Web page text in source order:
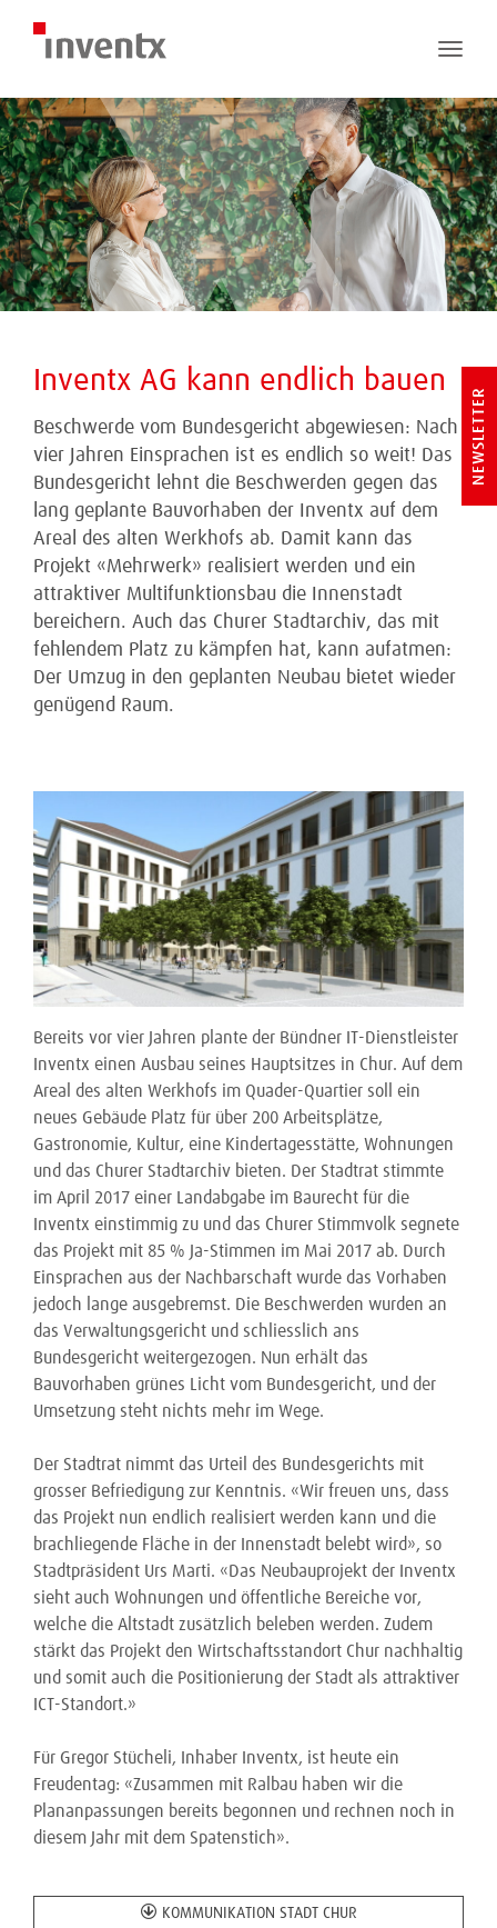
Toggle
Inventx AG kann endlich bauen
Beschwerde vom Bundesgericht abgewiesen: Nach
vier Jahren Einsprachen ist es endlich so weit! Das
Bundesgericht lehnt die Beschwerden gegen das
lang geplante Bauvorhaben der Inventx auf dem
Areal des alten Werkhofs ab. Damit kann das
Projekt «Mehrwerk» realisiert werden und ein
attraktiver Multifunktionsbau die Innenstadt
bereichern. Auch das Churer Stadtarchiv, das mit
fehlendem Platz zu kämpfen hat, kann aufatmen:
Der Umzug in den geplanten Neubau bietet wieder
genügend Raum.
Bereits vor vier Jahren plante der Bündner IT-Dienstleister
Inventx einen Ausbau seines Hauptsitzes in Chur. Auf dem
Areal des alten Werkhofs im Quader-Quartier soll ein
neues Gebäude Platz für über 200 Arbeitsplätze,
Gastronomie, Kultur, eine Kindertagesstätte, Wohnungen
und das Churer Stadtarchiv bieten. Der Stadtrat stimmte
im April 2017 einer Landabgabe im Baurecht für die
Inventx einstimmig zu und das Churer Stimmvolk segnete
das Projekt mit 85 % Ja-Stimmen im Mai 2017 ab. Durch
Einsprachen aus der Nachbarschaft wurde das Vorhaben
jedoch lange ausgebremst. Die Beschwerden wurden an
das Verwaltungsgericht und schliesslich ans
Bundesgericht weitergezogen. Nun erhält das
Bauvorhaben grünes Licht vom Bundesgericht, und der
Umsetzung steht nichts mehr im Wege.
Der Stadtrat nimmt das Urteil des Bundesgerichts mit
grosser Befriedigung zur Kenntnis. «Wir freuen uns, dass
das Projekt nun endlich realisiert werden kann und die
brachliegende Fläche in der Innenstadt belebt wird», so
Stadtpräsident Urs Marti. «Das Neubauprojekt der Inventx
sieht auch Wohnungen und öffentliche Bereiche vor,
welche die Altstadt zusätzlich beleben werden. Zudem
stärkt das Projekt den Wirtschaftsstandort Chur nachhaltig
und somit auch die Positionierung der Stadt als attraktiver
ICT-Standort.»
Für Gregor Stücheli, Inhaber Inventx, ist heute ein
Freudentag: «Zusammen mit Ralbau haben wir die
Plananpassungen bereits begonnen und rechnen noch in
diesem Jahr mit dem Spatenstich».
KOMMUNIKATION STADT CHUR
NEWSLETTER